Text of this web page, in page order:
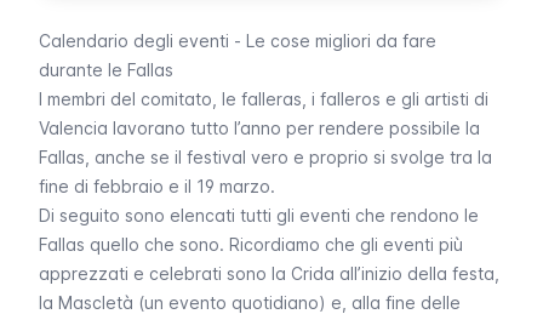
Calendario degli eventi - Le cose migliori da fare
durante le Fallas
I membri del comitato, le falleras , i falleros e gli artisti di
Valencia lavorano tutto l’anno per rendere possibile la
Fallas , anche se il festival vero e proprio si svolge tra la
fine di febbraio e il 19 marzo.
Di seguito sono elencati tutti gli eventi che rendono le
Fallas quello che sono. Ricordiamo che gli eventi più
apprezzati e celebrati sono la Crida all’inizio della festa,
la Mascletà (un evento quotidiano) e, alla fine delle